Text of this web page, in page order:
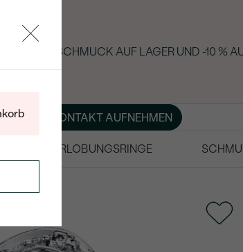
25 % AUF SCHMUCK AUF LAGER UND -10 %
KONTAKT AUFNEHMEN
VERLOBUNGSRINGE